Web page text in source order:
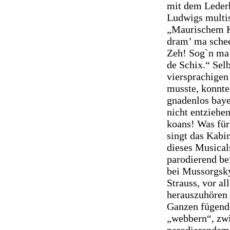
mit dem
Ludwigs
„Maurischem
dram’ ma
Zeh! Sog`n
de Schix.“
musste,
gnadenlos
nicht
koans! Was
singt das
dieses
parodierend
bei
Strauss, vor
Ganzen
„webbern“,